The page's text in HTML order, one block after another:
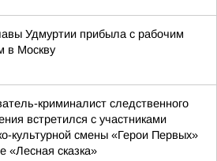
Удмуртии прибыла с рабочим
в Москву
криминалист следственного
встретился с участниками
культурной смены «Герои Первых»
«Лесная сказка»